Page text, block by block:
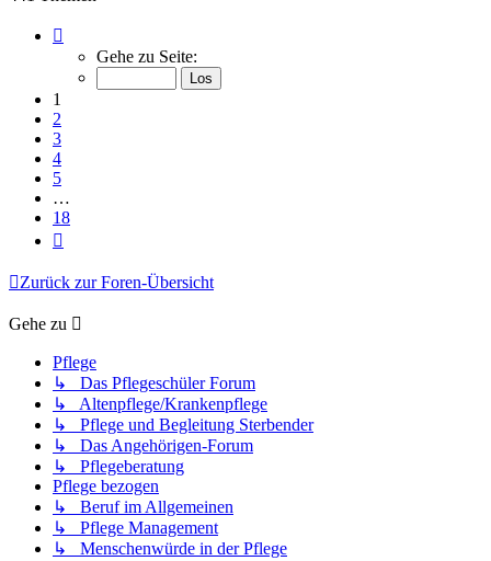
von
Gehe zu Seite:
1
2
3
4
5
…
18
Zurück zur Foren-Übersicht
Gehe zu
Pflege
↳ Das Pflegeschüler Forum
↳ Altenpflege/Krankenpflege
↳ Pflege und Begleitung Sterbender
↳ Das Angehörigen-Forum
↳ Pflegeberatung
Pflege bezogen
↳ Beruf im Allgemeinen
↳ Pflege Management
↳ Menschenwürde in der Pflege